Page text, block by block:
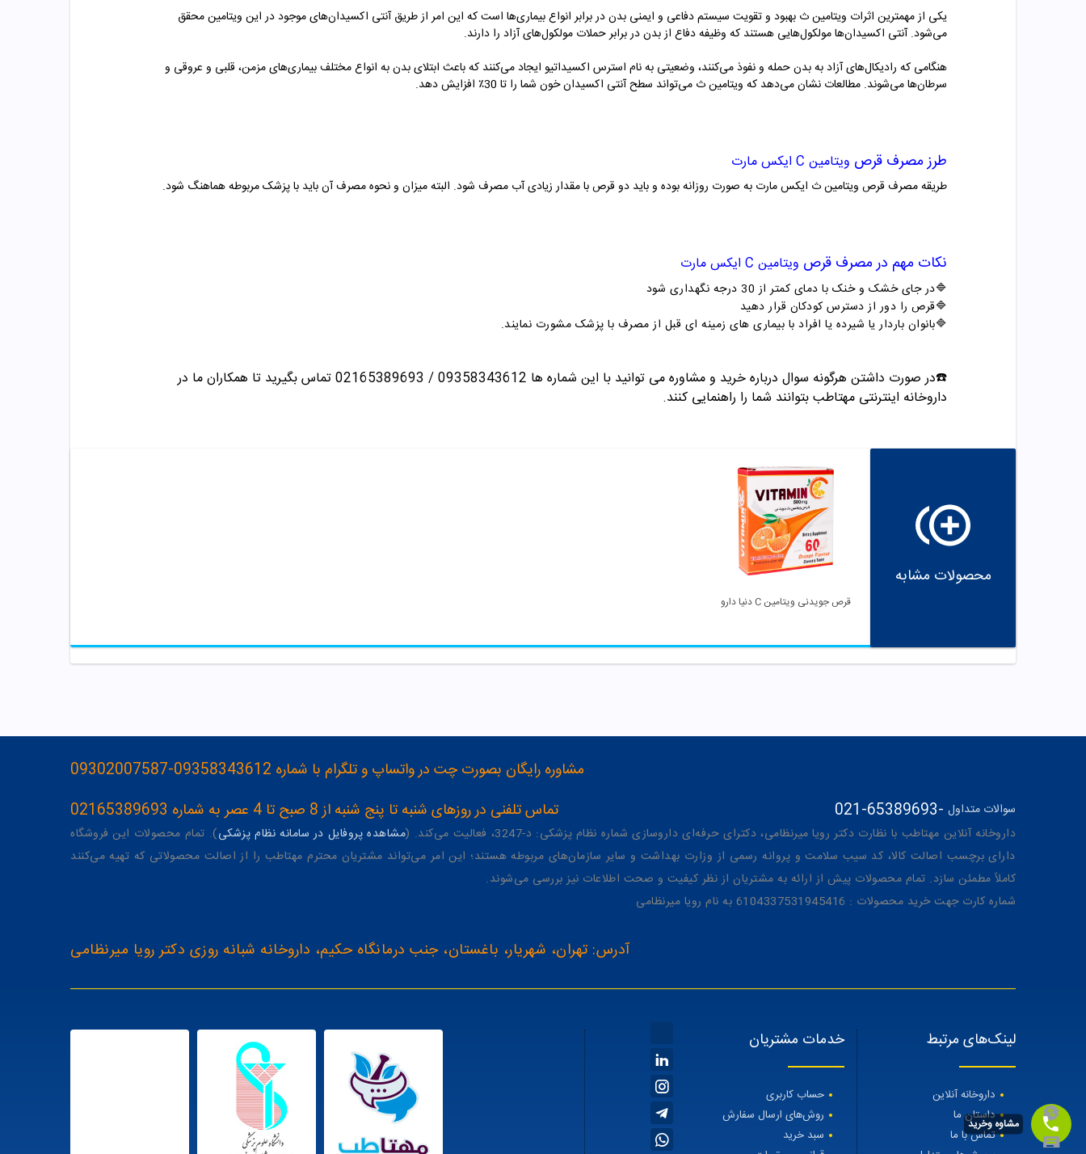
یکی از مهمترین اثرات ویتامین ث بهبود و تقویت سیستم دفاعی و ایمنی بدن در برابر انواع بیماری‌ها است که این امر از طریق آنتی اکسیدان‌های موجود در این ویتامین محقق
می‌شود. آنتی اکسیدان‌ها مولکول‌هایی هستند که وظیفه دفاع از بدن در برابر حملات مولکول‌های آزاد را دارند.
هنگامی که رادیکال‌های آزاد به بدن حمله و نفوذ می‌کنند، وضعیتی به نام استرس اکسیداتیو ایجاد می‌کنند که باعث ابتلای بدن به انواع مختلف بیماری‌های مزمن، قلبی و عروقی و
سرطان‌ها می‌شوند. مطالعات نشان می‌دهد که ویتامین ث می‌تواند سطح آنتی اکسیدان خون شما را تا 30٪ افزایش دهد.
طرز مصرف قرص ویتامین C ایکس مارت
طریقه مصرف قرص ویتامین ث ایکس مارت به صورت روزانه بوده و باید دو قرص با مقدار زیادی آب مصرف شود. البته میزان و نحوه مصرف آن باید با پزشک مربوطه هماهنگ شود.
نکات مهم در مصرف قرص ویتامین C ایکس مارت
🔷در جای خشک و خنک با دمای کمتر از 30 درجه نگهداری شود
🔷قرص را دور از دسترس کودکان قرار دهید
🔷بانوان باردار یا شیرده یا افراد با بیماری های زمینه ای قبل از مصرف با پزشک مشورت نمایند.
☎️در صورت داشتن هرگونه سوال درباره خرید و مشاوره می توانید با این شماره ها 09358343612 / 02165389693
تماس بگیرید تا همکاران ما در
داروخانه اینترنتی مهتاطب بتوانند شما را راهنمایی کنند.
محصولات مشابه
قرص جویدنی ویتامین C دنیا دارو
مشاوره رایگان بصورت چت در واتساپ و تلگرام با شماره 09358343612-09302007587
تماس تلفنی در روزهای شنبه تا پنج شنبه از 8 صبح تا 4 عصر به شماره 02165389693
021-65389693 سوالات متداول -
داروخانه آنلاین مهتاطب با نظارت دکتر رویا میرنظامی، دکترای حرفه‌ای داروسازی شماره نظام پزشکی: د-3247، فعالیت می‌کند. ( مشاهده پروفایل در سامانه نظام پزشکی). تمام محصولات این فروشگاه
دارای برچسب اصالت کالا، کد سیب سلامت و پروانه رسمی از وزارت بهداشت و سایر سازمان‌های مربوطه هستند؛ این امر می‌تواند مشتریان محترم مهتاطب را از اصالت محصولاتی که تهیه می‌کنند
کاملاً مطمئن سازد. تمام محصولات پیش از ارائه به مشتریان از نظر کیفیت و صحت اطلاعات نیز بررسی می‌شوند.
شماره کارت جهت خرید محصولات : 6104337531945416 به نام رویا میرنظامی
آدرس: تهران، شهریار، باغستان، جنب درمانگاه حکیم، داروخانه شبانه روزی دکتر رویا میرنظامی
لینک‌های مرتبط
داروخانه آنلاین
داستان ما
تماس با ما
خدمات مشتریان
حساب کاربری
روش‌های ارسال سفارش
سبد خرید
مشاوه وخرید